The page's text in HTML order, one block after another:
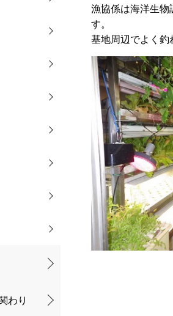
わり
漁協係は海洋生物
す。
基地周辺でよく釣